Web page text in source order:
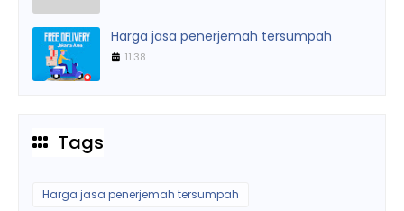
Harga jasa penerjemah tersumpah
11.38
Tags
Harga jasa penerjemah tersumpah